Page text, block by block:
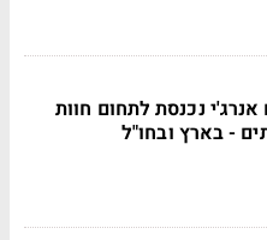
אנרג'י נכנסת לתחום חוות
- בארץ ובחו"ל